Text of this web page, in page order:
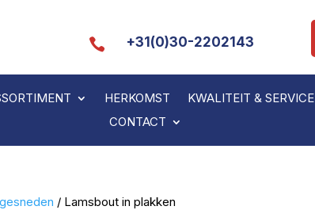
 +31(0)30-2202143
HERKOMST KWALITEIT & SERVICE
CONTACT
/ Lamsbout in plakken